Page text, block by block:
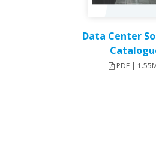
Data Center
PDF |